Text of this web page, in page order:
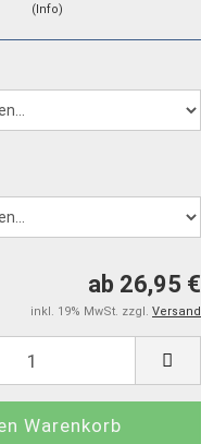
(Info)
ab 26,95 €
inkl. 19% MwSt. zzgl. Versand